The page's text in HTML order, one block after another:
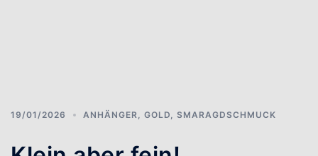
19/01/2026 ANHÄNGER GOLD SMARAGDSCHMUCK